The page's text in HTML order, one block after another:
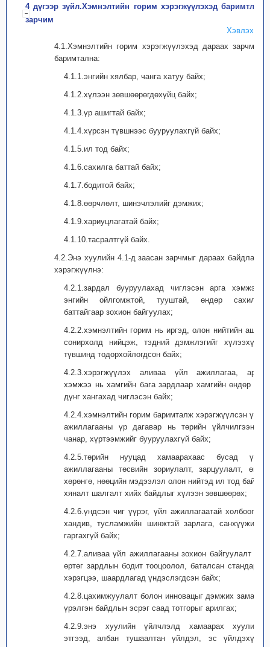
4 дүгээр зүйл.Хэмнэлтийн горим хэрэгжүүлэхэд баримтлах
зарчим
Хэвлэх
4.1.Хэмнэлтийн горим хэрэгжүүлэхэд дараах зарчмыг
баримтална:
4.1.1.энгийн хялбар, чанга хатуу байх;
4.1.2.хүлээн зөвшөөрөгдөхүйц байх;
4.1.3.үр ашигтай байх;
4.1.4.хүрсэн түвшнээс бууруулахгүй байх;
4.1.5.ил тод байх;
4.1.6.сахилга баттай байх;
4.1.7.бодитой байх;
4.1.8.өөрчлөлт, шинэчлэлийг дэмжих;
4.1.9.хариуцлагатай байх;
4.1.10.тасралтгүй байх.
4.2.Энэ хуулийн 4.1-д заасан зарчмыг дараах байдлаар
хэрэгжүүлнэ:
4.2.1.зардал бууруулахад чиглэсэн арга хэмжээг
энгийн ойлгомжтой, тууштай, өндөр сахилга
баттайгаар зохион байгуулах;
4.2.2.хэмнэлтийн горим нь иргэд, олон нийтийн ашиг
сонирхолд нийцэж, тэдний дэмжлэгийг хүлээхүйц
түвшинд тодорхойлогдсон байх;
4.2.3.хэрэгжүүлэх аливаа үйл ажиллагаа, арга
хэмжээ нь хамгийн бага зардлаар хамгийн өндөр үр
дүнг хангахад чиглэсэн байх;
4.2.4.хэмнэлтийн горим баримталж хэрэгжүүлсэн үйл
ажиллагааны үр дагавар нь төрийн үйлчилгээний
чанар, хүртээмжийг бууруулахгүй байх;
4.2.5.төрийн нууцад хамаарахаас бусад үйл
ажиллагааны төсвийн зориулалт, зарцуулалт, өмч
хөрөнгө, нөөцийн мэдээлэл олон нийтэд ил тод байж,
хяналт шалгалт хийх байдлыг хүлээн зөвшөөрөх;
4.2.6.үндсэн чиг үүрэг, үйл ажиллагаатай холбоогүй
хандив, тусламжийн шинжтэй зарлага, санхүүжилт
гаргахгүй байх;
4.2.7.аливаа үйл ажиллагааны зохион байгуулалт нь
өртөг зардлын бодит тооцоолол, баталсан стандарт,
хэрэгцээ, шаардлагад үндэслэгдсэн байх;
4.2.8.цахимжуулалт болон инновацыг дэмжих замаар
үрэлгэн байдлын эсрэг саад тотгорыг арилгах;
4.2.9.энэ хуулийн үйлчлэлд хамаарах хуулийн
этгээд, албан тушаалтан үйлдэл, эс үйлдэхүйн